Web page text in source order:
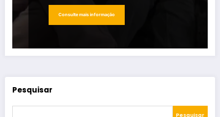
Consulte mais informação
Pesquisar
Pesquisar